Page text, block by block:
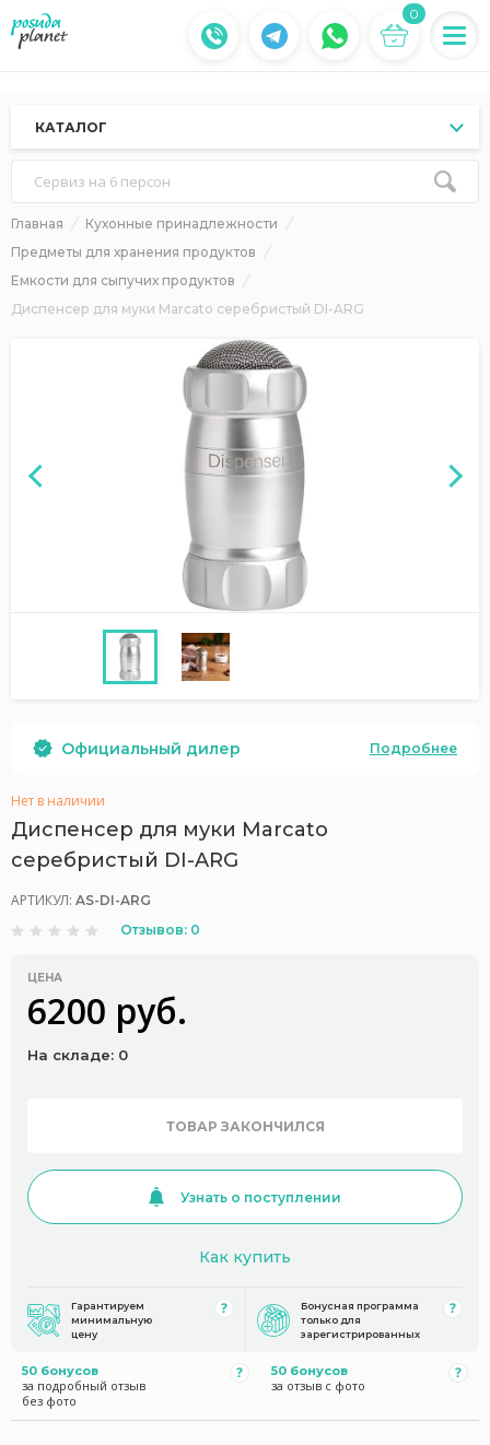
0
КАТАЛОГ
Сервиз на 6 персон
Главная
Кухонные принадлежности
Предметы для хранения продуктов
Емкости для сыпучих продуктов
Диспенсер для муки Marcato серебристый DI-ARG
Официальный дилер Подробнее
Нет в наличии
Диспенсер для муки Marcato
серебристый DI-ARG
АРТИКУЛ: AS-DI-ARG
Отзывов: 0
ЦЕНА
6200 руб.
На складе: 0
ТОВАР ЗАКОНЧИЛСЯ
Узнать о поступлении
Как купить
Гарантируем
минимальную
цену
Бонусная программа
только для
зарегистрированных
50 бонусов
за подробный отзыв
без фото
50 бонусов
за отзыв с фото